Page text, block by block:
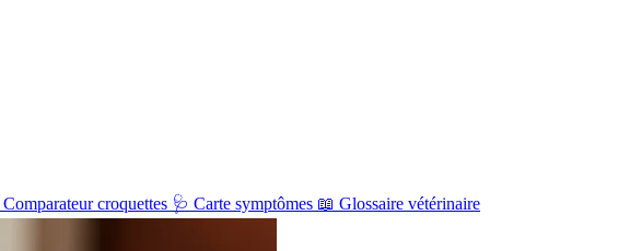
Comparateur croquettes 🩺 Carte symptômes 📖 Glossaire vétérinaire